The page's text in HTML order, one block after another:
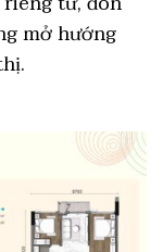
mở hướng